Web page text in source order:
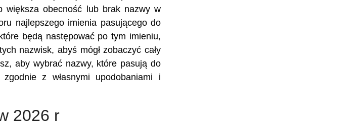
większa obecność lub brak nazwy w
najlepszego imienia pasującego do
będą następować po tym imieniu,
nazwisk, abyś mógł zobaczyć cały
aby wybrać nazwy, które pasują do
z własnymi upodobaniami i
2026 r